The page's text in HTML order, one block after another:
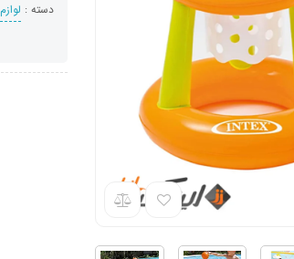
دسته :